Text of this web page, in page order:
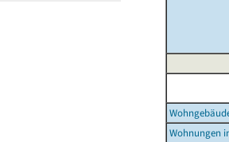
Wohnungen